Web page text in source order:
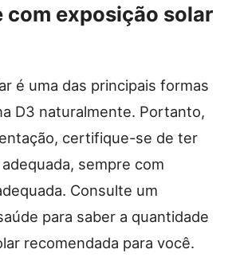
com exposição solar
é uma das principais formas
D3 naturalmente. Portanto,
certifique-se de ter
sempre com
Consulte um
para saber a quantidade
recomendada para você.